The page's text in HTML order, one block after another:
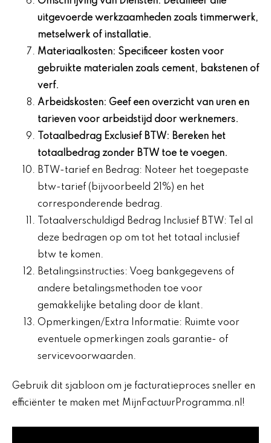
uitgevoerde werkzaamheden zoals timmerwerk,
metselwerk of installatie.
Materiaalkosten: Specificeer kosten voor
gebruikte materialen zoals cement, bakstenen of
verf.
Arbeidskosten: Geef een overzicht van uren en
tarieven voor arbeidstijd door werknemers.
Totaalbedrag Exclusief BTW: Bereken het
totaalbedrag zonder BTW toe te voegen.
BTW-tarief en Bedrag: Noteer het toegepaste
btw-tarief (bijvoorbeeld 21%) en het
corresponderende bedrag.
Totaalverschuldigd Bedrag Inclusief BTW: Tel al
deze bedragen op om tot het totaal inclusief
btw te komen.
Betalingsinstructies: Voeg bankgegevens of
andere betalingsmethoden toe voor
gemakkelijke betaling door de klant.
Opmerkingen/Extra Informatie: Ruimte voor
eventuele opmerkingen zoals garantie- of
servicevoorwaarden.
Gebruik dit sjabloon om je facturatieproces sneller en
efficiënter te maken met MijnFactuurProgramma.nl!